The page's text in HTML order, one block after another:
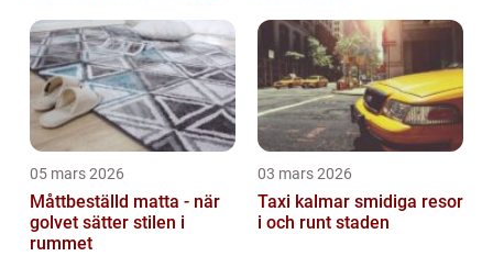
05 mars 2026
Måttbeställd matta - när
golvet sätter stilen i
rummet
03 mars 2026
Taxi kalmar smidiga resor
i och runt staden